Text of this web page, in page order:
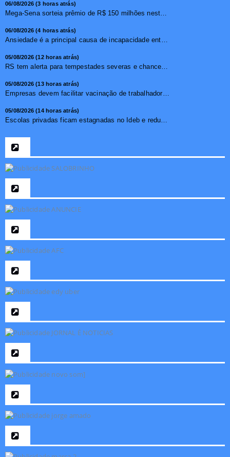
06/08/2026 (3 horas atrás)
Mega-Sena sorteia prêmio de R$ 150 milhões nesta quinta-f...
06/08/2026 (4 horas atrás)
Ansiedade é a principal causa de incapacidade entre crian�...
05/08/2026 (12 horas atrás)
RS tem alerta para tempestades severas e chance de tornado ...
05/08/2026 (13 horas atrás)
Empresas devem facilitar vacinação de trabalhadores contr...
05/08/2026 (14 horas atrás)
Escolas privadas ficam estagnadas no Ideb e reduzem abismo ...